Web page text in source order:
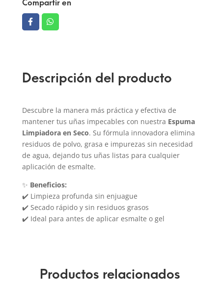
Compartir en
Descripción del producto
Descubre la manera más práctica y efectiva de
mantener tus uñas impecables con nuestra Espuma
Limpiadora en Seco. Su fórmula innovadora elimina
residuos de polvo, grasa e impurezas sin necesidad
de agua, dejando tus uñas listas para cualquier
aplicación de esmalte.
✨ Beneficios:
✔️ Limpieza profunda sin enjuague
✔️ Secado rápido y sin residuos grasos
✔️ Ideal para antes de aplicar esmalte o gel
Productos relacionados